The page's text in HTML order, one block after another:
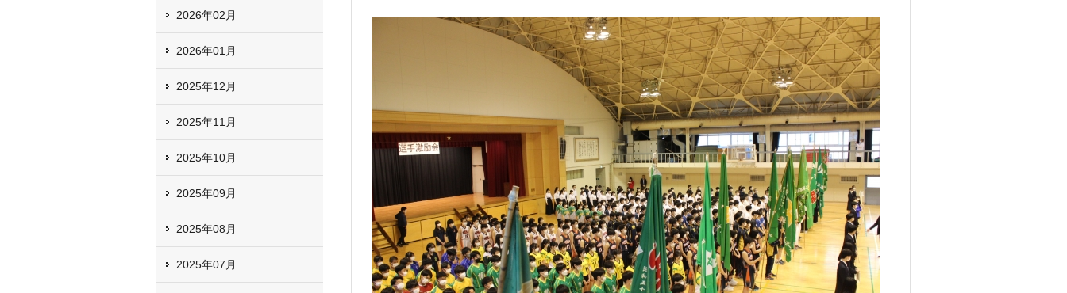
2026年02月
2026年01月
2025年12月
2025年11月
2025年10月
2025年09月
2025年08月
2025年07月